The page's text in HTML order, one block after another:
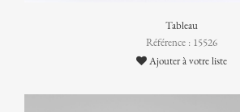
Tableau
Référence : 15526
Ajouter à votre liste